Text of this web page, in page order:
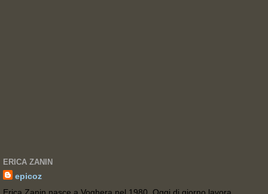
ERICA ZANIN
epicoz